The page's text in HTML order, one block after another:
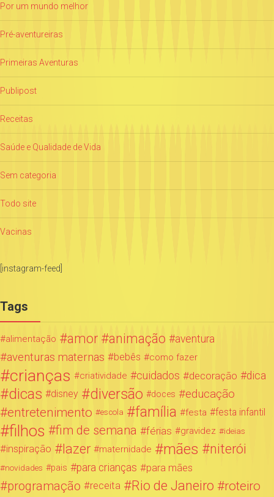
Por um mundo melhor
Pré-aventureiras
Primeiras Aventuras
Publipost
Receitas
Saúde e Qualidade de Vida
Sem categoria
Todo site
Vacinas
[instagram-feed]
Tags
alimentação amor animação aventura
aventuras maternas bebês como fazer
crianças criatividade cuidados decoração dica
dicas disney diversão doces educação
entretenimento escola família festa festa infantil
filhos fim de semana férias gravidez ideias
inspiração lazer maternidade mães niterói
novidades pais para crianças para mães
programação receita Rio de Janeiro roteiro